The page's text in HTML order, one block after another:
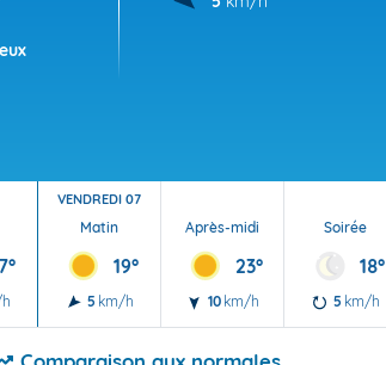
VENDREDI 07
Matin
19°
5 km/h
Après-midi
23°
10 km/h
Soirée
18°
5 km/h